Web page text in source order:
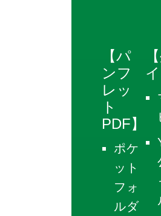
【パ
ンフ
レッ
ト
PDF】
ポケ
ット
フォ
ルダ